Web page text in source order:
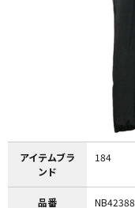
アイテムブラ
ンド
184
品番 NB42388